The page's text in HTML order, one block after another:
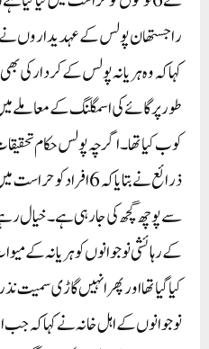
راجستھان پولس کے عہدیداروں
کہا کہ وہ ہریانہ پولس کے کردار
طور پر گائے کی اسمگلنگ کے معاملے
کوب کیا تھا۔اگرچہ پولس حکام
ذرائع نے بتایا کہ 6
سے پوچھ گچھ کی جا رہی ہے۔ خیال
کے رہائشی نوجوانوں کو ہریانہ کے
کیا گیا تھا اور پھر انہیں گاڑی سمیت
نوجوانوں کے اہل خانہ نے کہا کہ جب